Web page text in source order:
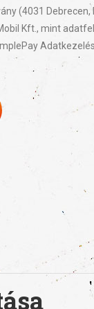
(4031
Kft., mint